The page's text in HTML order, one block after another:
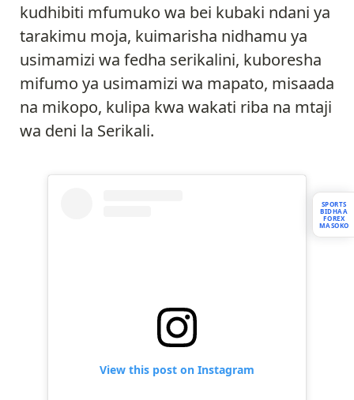
kudhibiti mfumuko wa bei kubaki ndani ya
tarakimu moja, kuimarisha nidhamu ya
usimamizi wa fedha serikalini, kuboresha
mifumo ya usimamizi wa mapato, misaada
na mikopo, kulipa kwa wakati riba na mtaji
wa deni la Serikali.
View this post on Instagram
SPORTS
BIDHAA
FOREX
MASOKO